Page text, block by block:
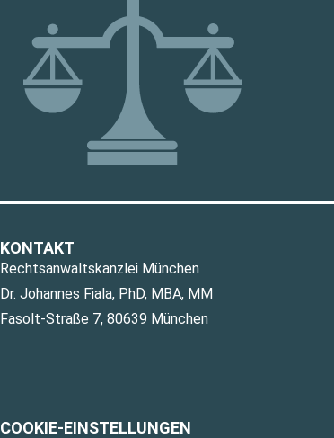
KONTAKT
Rechtsanwaltskanzlei München
Dr. Johannes Fiala, PhD, MBA, MM
Fasolt-Straße 7, 80639 München
COOKIE-EINSTELLUNGEN